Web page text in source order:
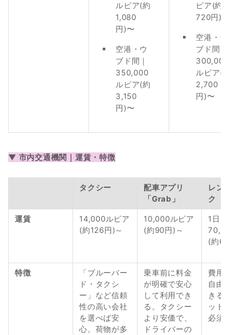
ルピア(約
1,080
円)〜
空港・ウ
ブド間｜
350,000
ルピア(約
3,150
円)〜
ピア(約
720円)
空港・ウ
ブド間｜
300,000
ルピア(
2,700
円)〜
▼ 市内交通機関｜運賃・特徴
タクシー
配車アプリ
「Grab」
レン
ク
運賃
14,000ルピア
(約126円)～
10,000ルピア
(約90円)～
1日
(約
特徴
「ブルーバー
ド・タクシ
ー」など信頼
性の高い会社
を選べば安
心。荷物が多
乗車前に料金
が明確で安心
して利用でき
る。タクシー
より安価で、
ドライバーの
費用
自由
きる
ット
必須